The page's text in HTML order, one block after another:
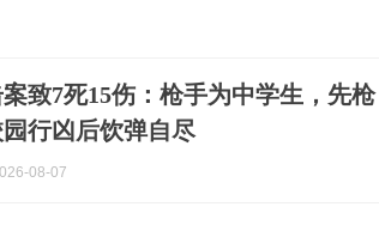
致7死15伤：枪手为中学生，先枪
行凶后饮弹自尽
08-07